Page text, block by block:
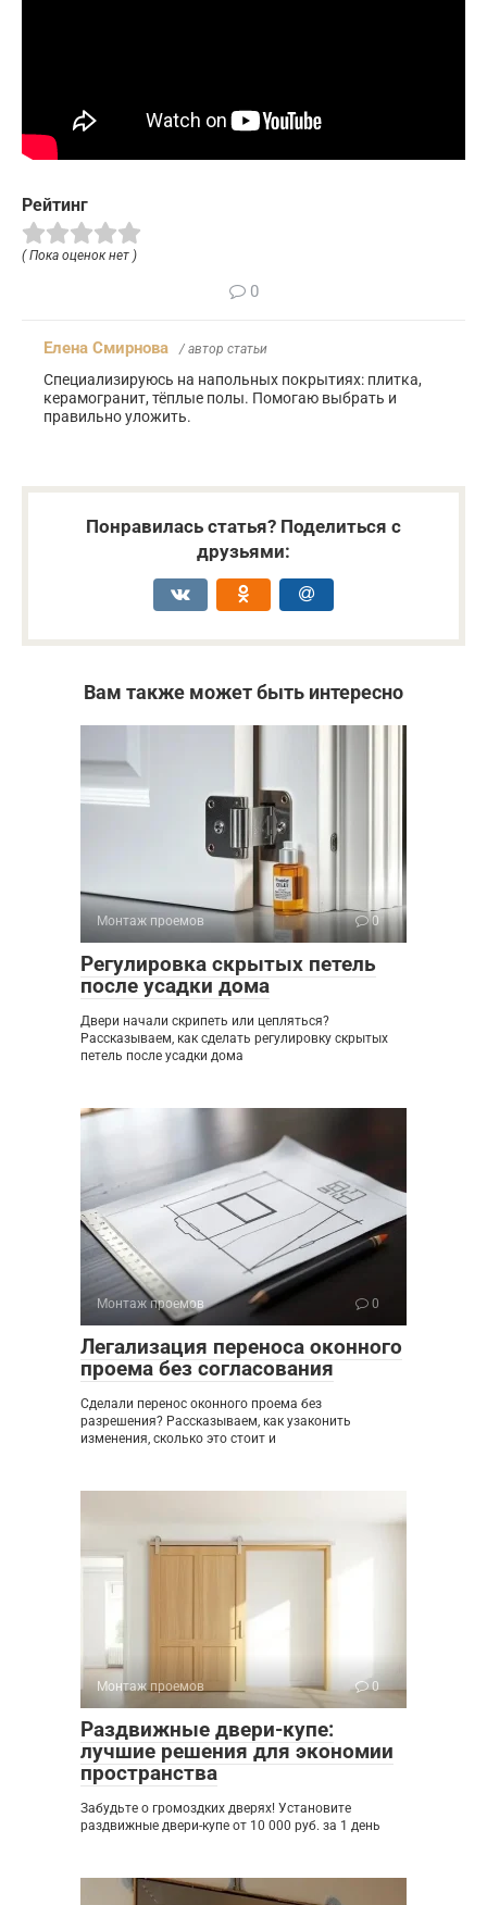
Рейтинг
( Пока оценок нет )
0
Елена Смирнова / автор статьи
Специализируюсь на напольных покрытиях: плитка,
керамогранит, тёплые полы. Помогаю выбрать и
правильно уложить.
Понравилась статья? Поделиться с
друзьями:
Вам также может быть интересно
Монтаж проемов 0
Регулировка скрытых петель
после усадки дома
Двери начали скрипеть или цепляться?
Рассказываем, как сделать регулировку скрытых
петель после усадки дома
Монтаж проемов 0
Легализация переноса оконного
проема без согласования
Сделали перенос оконного проема без
разрешения? Рассказываем, как узаконить
изменения, сколько это стоит и
Монтаж проемов 0
Раздвижные двери-купе:
лучшие решения для экономии
пространства
Забудьте о громоздких дверях! Установите
раздвижные двери-купе от 10 000 руб. за 1 день